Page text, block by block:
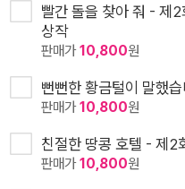
빨간 돌을 찾아 줘 - 제
상작
판매가10,800원
뻔뻔한 황금털이 말했
판매가10,800원
친절한 땅콩 호텔 - 제2
판매가10,800원